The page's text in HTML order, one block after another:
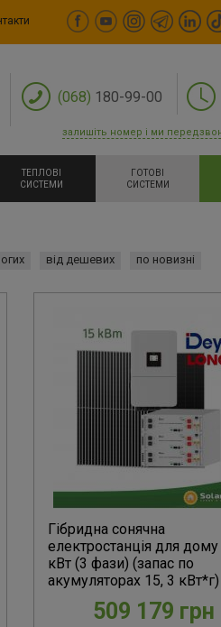
(068) 180-99-00
залишіть номер і ми
ТЕПЛОВІ
СИСТЕМИ
ГОТОВІ
СИСТЕМИ
від дешевих по новизні
Гібридна сонячна
електростанція для
кВт (3 фази) (запас по
акумуляторах 15, 3 кВт*г)
509 179 грн